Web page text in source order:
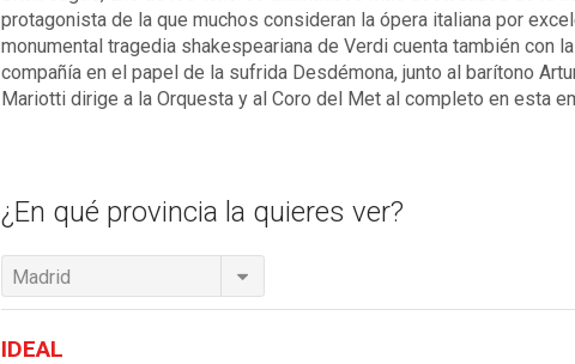
protagonista de la que muchos consideran la ópera italiana por
monumental tragedia shakespeariana de Verdi cuenta también con
compañía en el papel de la sufrida Desdémona, junto al barítono
Mariotti dirige a la Orquesta y al Coro del Met al completo en esta
¿En qué provincia la quieres ver?
Madrid
IDEAL